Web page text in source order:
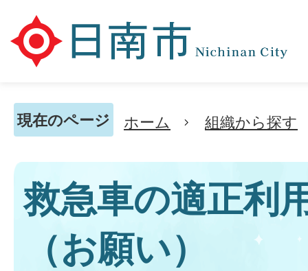
現在のページ ホーム 組織から探す
救急車の適正利
（お願い）